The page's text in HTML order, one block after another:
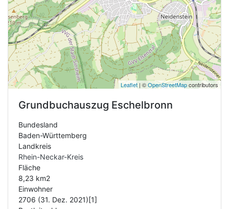
Leaflet | ©OpenStreetMapcontributors
Grundbuchauszug Eschelbronn
Bundesland
Baden-Württemberg
Landkreis
Rhein-Neckar-Kreis
Fläche
8,23 km2
Einwohner
2706 (31. Dez. 2021)[1]